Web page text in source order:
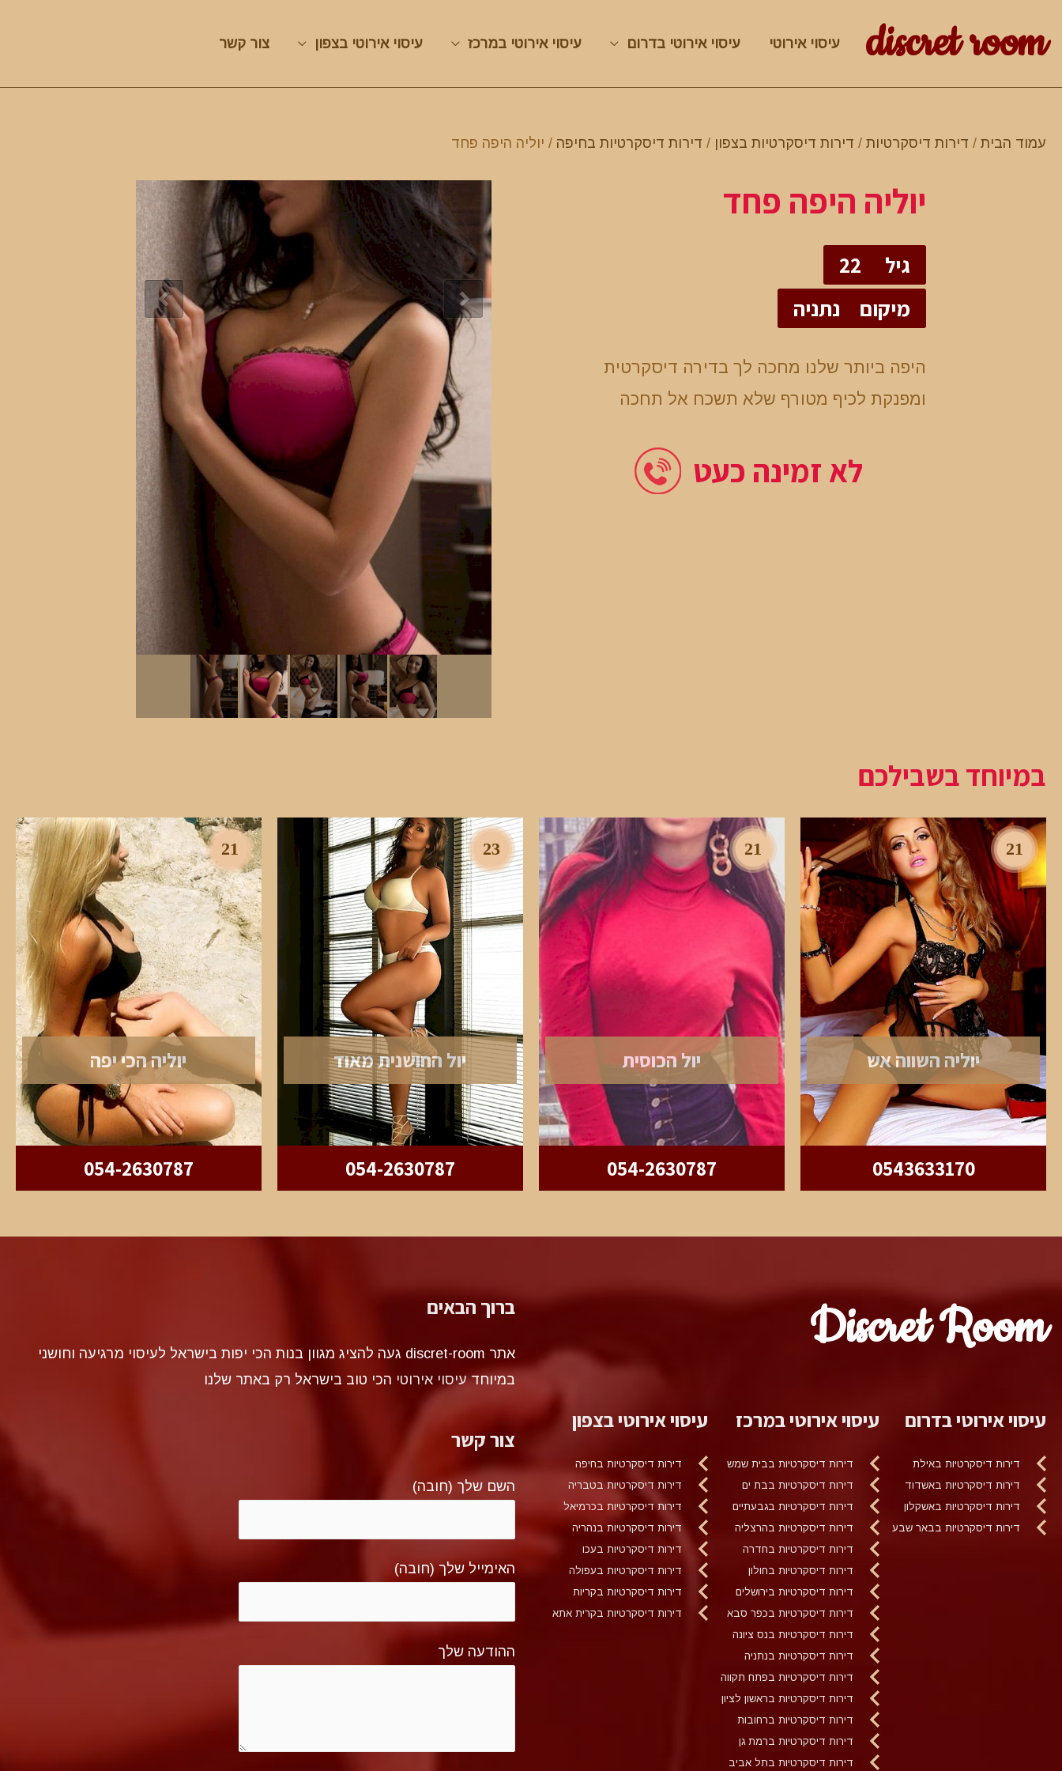
discret room עיסוי אירוטי עיסוי אירוטי בדרום עיסוי אירוטי במרכז עיסוי אירוטי בצפון צור קשר
עמוד הבית / דירות דיסקרטיות / דירות דיסקרטיות בצפון / דירות דיסקרטיות בחיפה / יוליה היפה פחד
יוליה היפה פחד
גיל
22
מיקום
נתניה
היפה ביותר שלנו מחכה לך בדירה דיסקרטית
ומפנקת לכיף מטורף שלא תשכח אל תחכה
לא זמינה כעט
במיוחד בשבילכם
21
יוליה השווה אש
0543633170
21
יול הכוסית
054-2630787
23
יול החושנית מאוד
054-2630787
21
יוליה הכי יפה
054-2630787
Discret Room
עיסוי אירוטי בדרום
דירות דיסקרטיות באילת
דירות דיסקרטיות באשדוד
דירות דיסקרטיות באשקלון
דירות דיסקרטיות בבאר שבע
עיסוי אירוטי במרכז
דירות דיסקרטיות בבית שמש
דירות דיסקרטיות בבת ים
דירות דיסקרטיות בגבעתיים
דירות דיסקרטיות בהרצליה
דירות דיסקרטיות בחדרה
דירות דיסקרטיות בחולון
דירות דיסקרטיות בירושלים
דירות דיסקרטיות בכפר סבא
דירות דיסקרטיות בנס ציונה
דירות דיסקרטיות בנתניה
דירות דיסקרטיות בפתח תקווה
דירות דיסקרטיות בראשון לציון
דירות דיסקרטיות ברחובות
דירות דיסקרטיות ברמת גן
דירות דיסקרטיות בתל אביב
עיסוי אירוטי בצפון
דירות דיסקרטיות בחיפה
דירות דיסקרטיות בטבריה
דירות דיסקרטיות בכרמיאל
דירות דיסקרטיות בנהריה
דירות דיסקרטיות בעכו
דירות דיסקרטיות בעפולה
דירות דיסקרטיות בקריות
דירות דיסקרטיות בקרית אתא
ברוך הבאים
אתר discret-room געה להציג מגוון בנות הכי יפות בישראל לעיסוי מרגיעה וחושני
במיוחדעיסוי אירוטי הכי טוב בישראל רק באתר שלנו
צור קשר
השם שלך (חובה)
האימייל שלך (חובה)
ההודעה שלך